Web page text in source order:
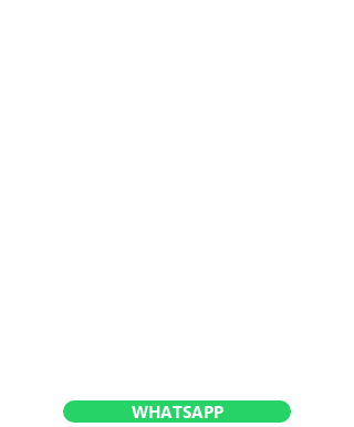
WHATSAPP